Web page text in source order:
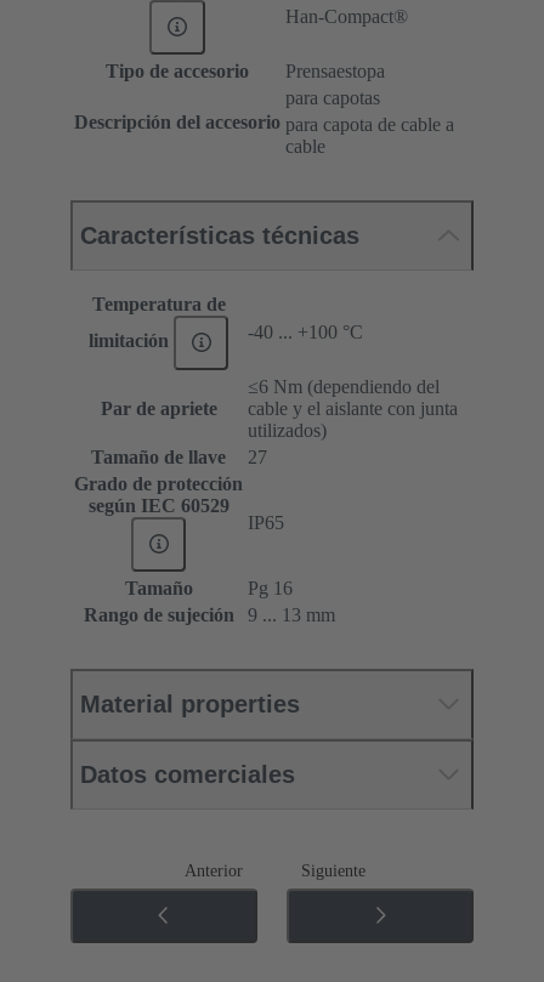
Han-Compact®
Tipo de accesorio Prensaestopa
Descripción del accesorio
para capotas
para capota de cable a
cable
Características técnicas
Temperatura de
limitación
-40 ... +100 °C
Par de apriete
≤6 Nm (dependiendo del
cable y el aislante con junta
utilizados)
Tamaño de llave
27
Grado de protección
según IEC 60529
IP65
Tamaño
Pg 16
Rango de sujeción
9 ... 13 mm
Material properties
Datos comerciales
Anterior Siguiente